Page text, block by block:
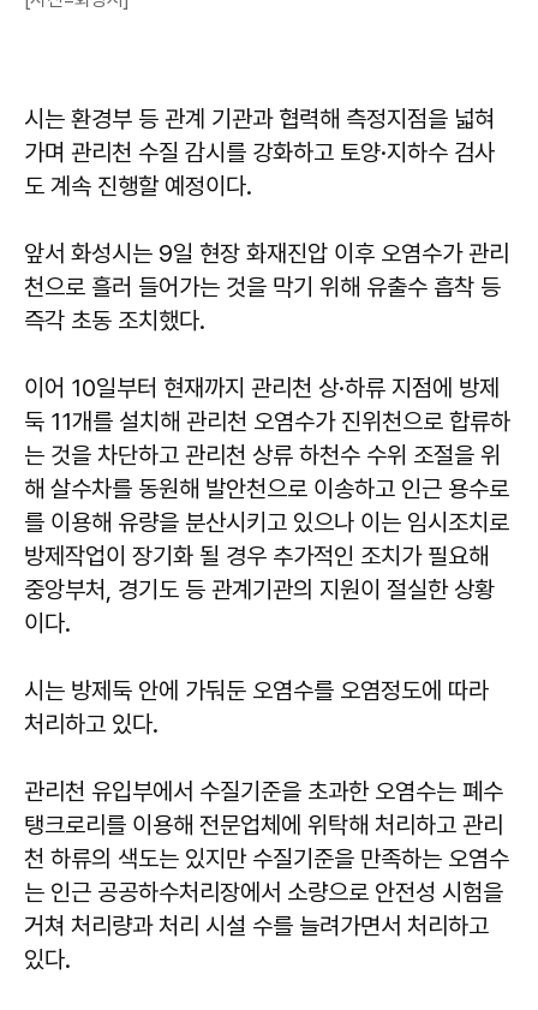
시는 환경부 등 관계 기관과 협력해 측정지점을 넓혀
가며 관리천 수질 감시를 강화하고 토양·지하수 검사
도 계속 진행할 예정이다.
앞서 화성시는 9일 현장 화재진압 이후 오염수가 관리
천으로 흘러 들어가는 것을 막기 위해 유출수 흡착 등
즉각 초동 조치했다.
이어 10일부터 현재까지 관리천 상·하류 지점에 방제
둑 11개를 설치해 관리천 오염수가 진위천으로 합류하
는 것을 차단하고 관리천 상류 하천수 수위 조절을 위
해 살수차를 동원해 발안천으로 이송하고 인근 용수로
를 이용해 유량을 분산시키고 있으나 이는 임시조치로
방제작업이 장기화 될 경우 추가적인 조치가 필요해
중앙부처, 경기도 등 관계기관의 지원이 절실한 상황
이다.
시는 방제둑 안에 가둬둔 오염수를 오염정도에 따라
처리하고 있다.
관리천 유입부에서 수질기준을 초과한 오염수는 폐수
탱크로리를 이용해 전문업체에 위탁해 처리하고 관리
천 하류의 색도는 있지만 수질기준을 만족하는 오염수
는 인근 공공하수처리장에서 소량으로 안전성 시험을
거쳐 처리량과 처리 시설 수를 늘려가면서 처리하고
있다.